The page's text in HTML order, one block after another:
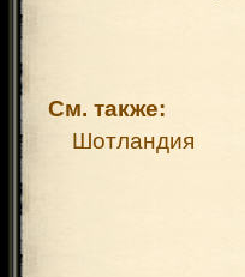
См. также:
Шотландия